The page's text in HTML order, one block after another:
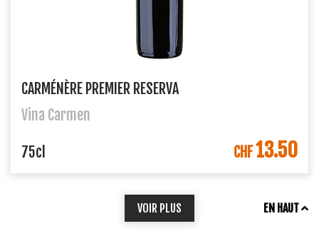
CARMÉNÈRE PREMIER RESERVA
Vina Carmen
DANS LE PANIER
75cl CHF13.50
VOIR PLUS EN HAUT